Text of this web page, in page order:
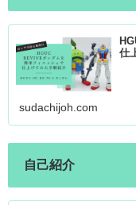
仕
sudachijoh.com
自己紹介